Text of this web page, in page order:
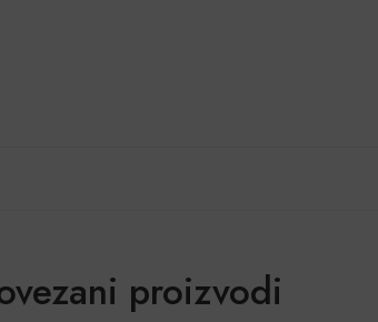
proizvodi